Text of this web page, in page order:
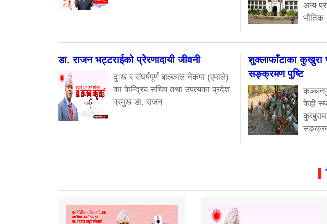
अन्य
भौतिक
डा. राजन भट्टराईको प्रेरणादायी जीवनी
दुःख र संघर्षपूर्ण बाल्काल नेकपा (एमाले)
का केन्द्रिय सचिव तथा उपत्यका प्रदेश
प्रमुख डा. राजन
शुक्लाफाँटाका कुखुरा
सङ्क्रमण पुष्टि
केही